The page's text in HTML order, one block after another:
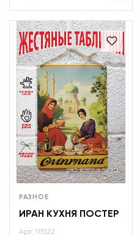
РАЗНОЕ
ИРАН КУХНЯ ПОСТЕР
Арт: 115122